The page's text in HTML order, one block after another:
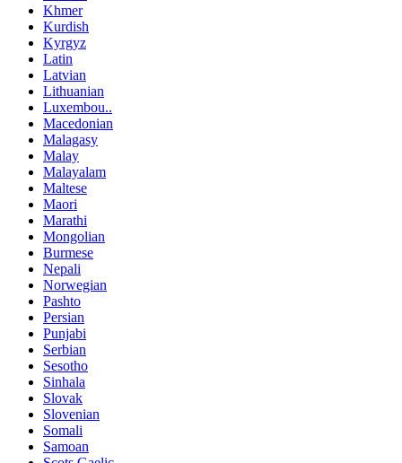
Khmer
Kurdish
Kyrgyz
Latin
Latvian
Lithuanian
Luxembou..
Macedonian
Malagasy
Malay
Malayalam
Maltese
Maori
Marathi
Mongolian
Burmese
Nepali
Norwegian
Pashto
Persian
Punjabi
Serbian
Sesotho
Sinhala
Slovak
Slovenian
Somali
Samoan